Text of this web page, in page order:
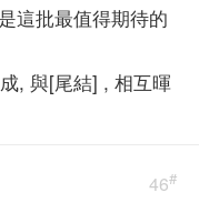
批最值得期待的
與[尾結] , 相互暉
46#